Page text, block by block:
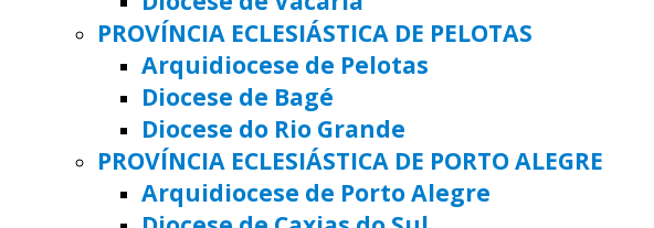
PROVÍNCIA ECLESIÁSTICA DE PELOTAS
Arquidiocese de Pelotas
Diocese de Bagé
Diocese do Rio Grande
PROVÍNCIA ECLESIÁSTICA DE PORTO ALEGRE
Arquidiocese de Porto Alegre